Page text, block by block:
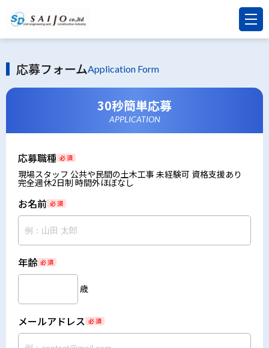
応募フォームApplication Form
30秒簡単応募
APPLICATION
応募職種 必 須
現場スタッフ 公共や民間の土木工事 未経験可 資格支援あり
完全週休2日制 時間外ほぼなし
お名前 必 須
年齢 必 須
歳
メールアドレス 必 須